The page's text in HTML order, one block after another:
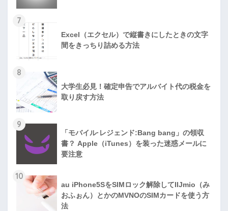
7
Excel（エクセル）で縦書きにしたときの文字
間をきっちり詰める方法
8
大学生必見！確定申告でアルバイト代の税金を
取り戻す方法
9
「モバイル·レジェンド:Bang bang」の領収
書？ Apple（iTunes）を装った迷惑メールに
要注意
10
au iPhone5SをSIMロック解除してIIJmio（み
おふぉん）とかのMVNOのSIMカードを使う方
法